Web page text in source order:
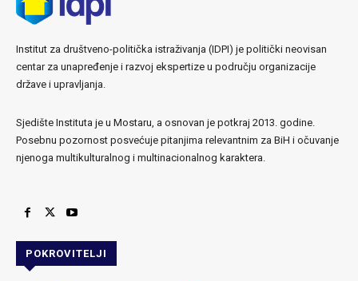
Institut za društveno-politička istraživanja (IDPI) je politički neovisan
centar za unapređenje i razvoj ekspertize u području organizacije
države i upravljanja.
Sjedište Instituta je u Mostaru, a osnovan je potkraj 2013. godine.
Posebnu pozornost posvećuje pitanjima relevantnim za BiH i očuvanje
njenoga multikulturalnog i multinacionalnog karaktera.
POKROVITELJI